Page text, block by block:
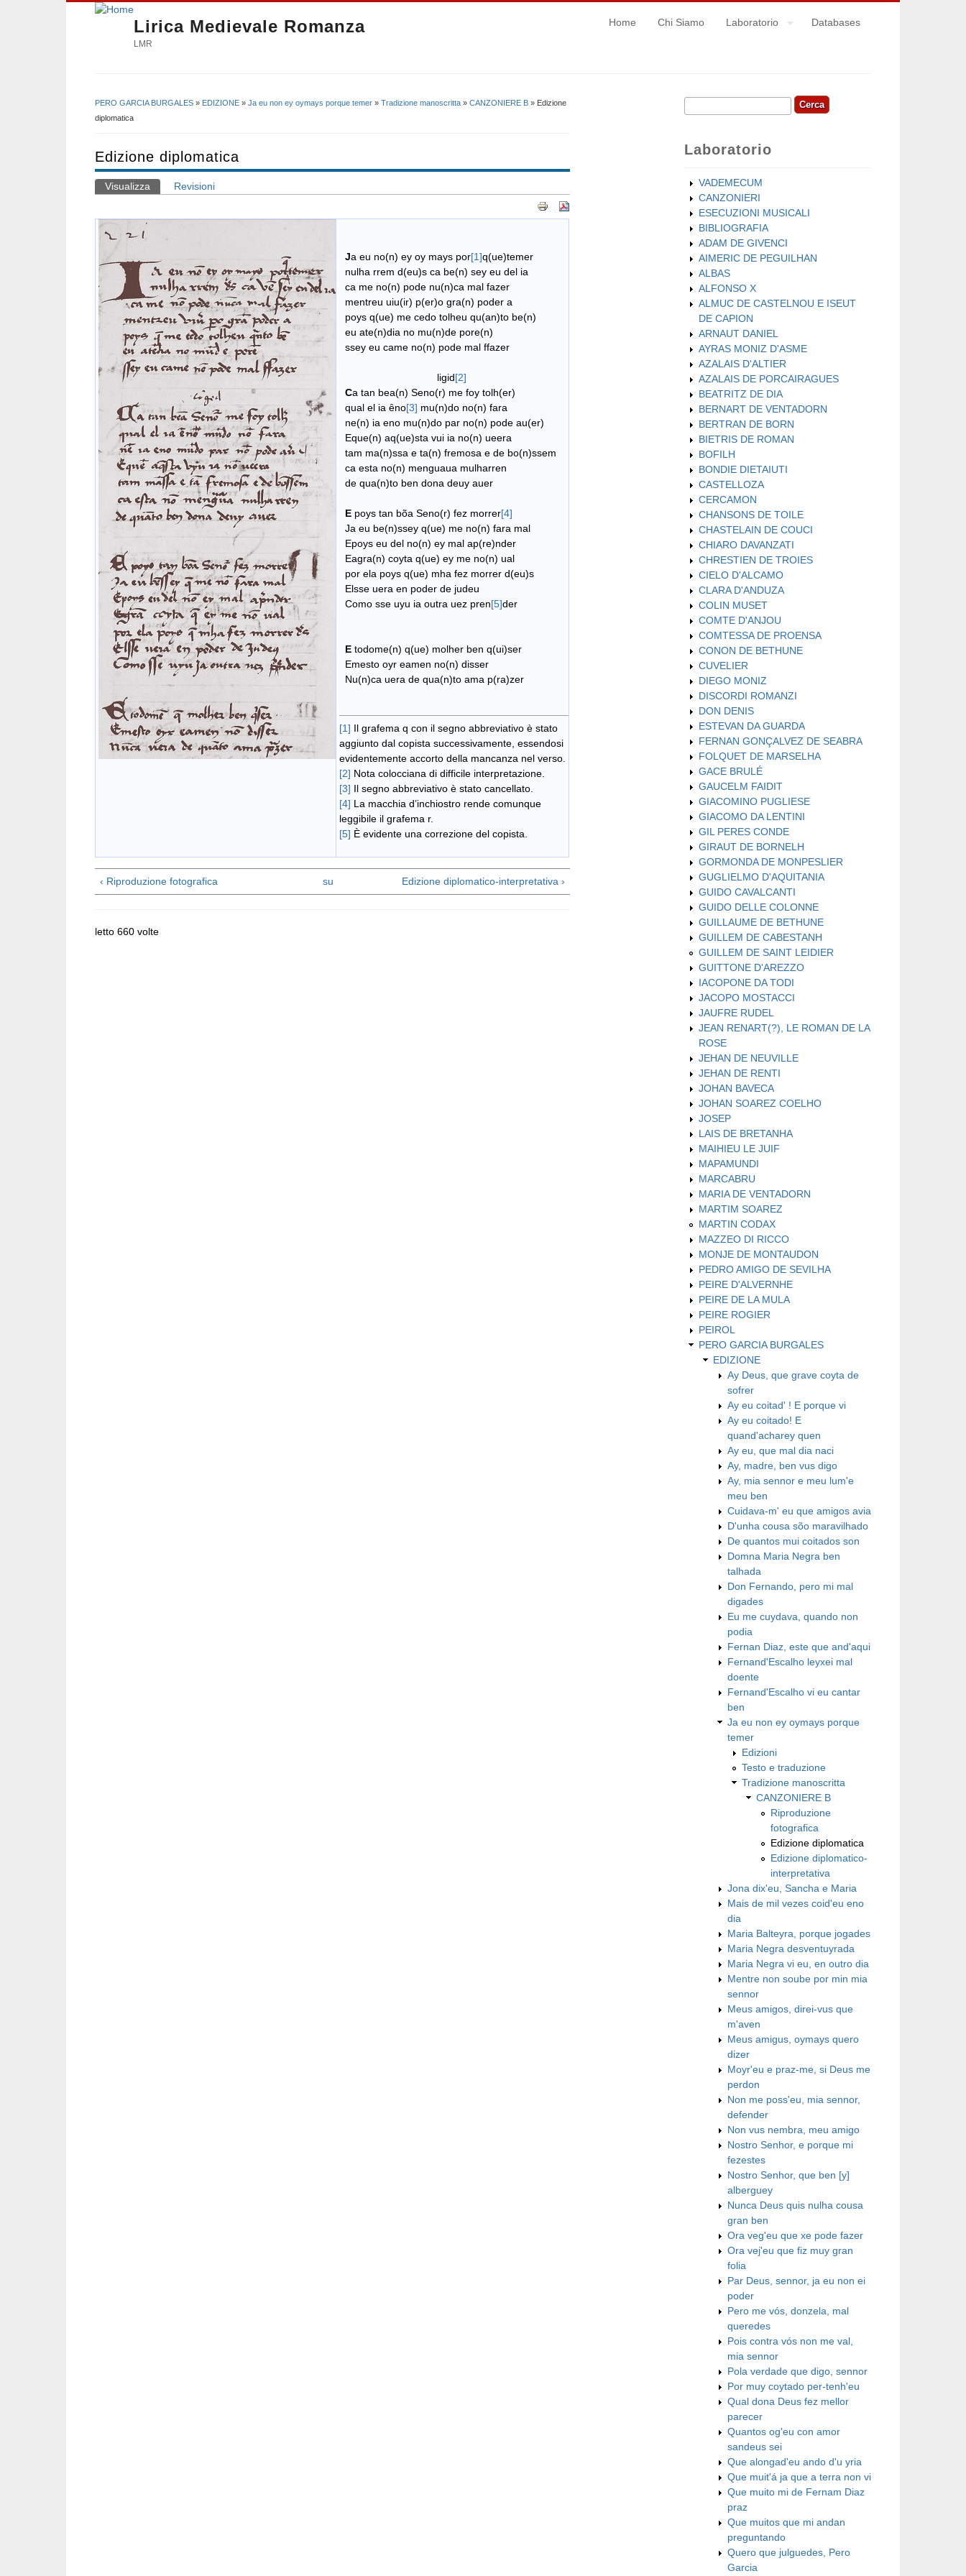
Lirica Medievale Romanza
LMR
Home Chi Siamo Laboratorio Databases
Tu sei qui
PERO GARCIA BURGALES » EDIZIONE » Ja eu non ey oymays porque temer » Tradizione manoscritta » CANZONIERE B » Edizione
diplomatica
Edizione diplomatica
Schede primarie
Visualizza (scheda attiva)
Revisioni
Ja eu no(n) ey oy mays por[1]q(ue)temer
nulha rrem d(eu)s ca be(n) sey eu del ia
ca me no(n) pode nu(n)ca mal fazer
mentreu uiu(ir) p(er)o gra(n) poder a
poys q(ue) me cedo tolheu qu(an)to be(n)
eu ate(n)dia no mu(n)de pore(n)
ssey eu came no(n) pode mal ffazer
ligid[2]
Ca tan bea(n) Seno(r) me foy tolh(er)
qual el ia ȇno[3] mu(n)do no(n) fara
ne(n) ia eno mu(n)do par no(n) pode au(er)
Eque(n) aq(ue)sta vui ia no(n) ueera
tam ma(n)ssa e ta(n) fremosa e de bo(n)ssem
ca esta no(n) menguaua mulharren
de qua(n)to ben dona deuy auer
E poys tan bõa Seno(r) fez morrer[4]
Ja eu be(n)ssey q(ue) me no(n) fara mal
Epoys eu del no(n) ey mal ap(re)nder
Eagra(n) coyta q(ue) ey me no(n) ual
por ela poys q(ue) mha fez morrer d(eu)s
Elsse uera en poder de judeu
Como sse uyu ia outra uez pren[5]der
E todome(n) q(ue) molher ben q(ui)ser
Emesto oyr eamen no(n) disser
Nu(n)ca uera de qua(n)to ama p(ra)zer
[1] Il grafema q con il segno abbreviativo è stato
aggiunto dal copista successivamente, essendosi
evidentemente accorto della mancanza nel verso.
[2] Nota colocciana di difficile interpretazione.
[3] Il segno abbreviativo è stato cancellato.
[4] La macchia d’inchiostro rende comunque
leggibile il grafema r.
[5] È evidente una correzione del copista.
‹ Riproduzione fotografica su Edizione diplomatico-interpretativa ›
letto 660 volte
Form di ricerca
Cerca
Laboratorio
VADEMECUM
CANZONIERI
ESECUZIONI MUSICALI
BIBLIOGRAFIA
ADAM DE GIVENCI
AIMERIC DE PEGUILHAN
ALBAS
ALFONSO X
ALMUC DE CASTELNOU E ISEUT
DE CAPION
ARNAUT DANIEL
AYRAS MONIZ D'ASME
AZALAIS D'ALTIER
AZALAIS DE PORCAIRAGUES
BEATRITZ DE DIA
BERNART DE VENTADORN
BERTRAN DE BORN
BIETRIS DE ROMAN
BOFILH
BONDIE DIETAIUTI
CASTELLOZA
CERCAMON
CHANSONS DE TOILE
CHASTELAIN DE COUCI
CHIARO DAVANZATI
CHRESTIEN DE TROIES
CIELO D'ALCAMO
CLARA D'ANDUZA
COLIN MUSET
COMTE D'ANJOU
COMTESSA DE PROENSA
CONON DE BETHUNE
CUVELIER
DIEGO MONIZ
DISCORDI ROMANZI
DON DENIS
ESTEVAN DA GUARDA
FERNAN GONÇALVEZ DE SEABRA
FOLQUET DE MARSELHA
GACE BRULÉ
GAUCELM FAIDIT
GIACOMINO PUGLIESE
GIACOMO DA LENTINI
GIL PERES CONDE
GIRAUT DE BORNELH
GORMONDA DE MONPESLIER
GUGLIELMO D'AQUITANIA
GUIDO CAVALCANTI
GUIDO DELLE COLONNE
GUILLAUME DE BETHUNE
GUILLEM DE CABESTANH
GUILLEM DE SAINT LEIDIER
GUITTONE D'AREZZO
IACOPONE DA TODI
JACOPO MOSTACCI
JAUFRE RUDEL
JEAN RENART(?), LE ROMAN DE LA
ROSE
JEHAN DE NEUVILLE
JEHAN DE RENTI
JOHAN BAVECA
JOHAN SOAREZ COELHO
JOSEP
LAIS DE BRETANHA
MAIHIEU LE JUIF
MAPAMUNDI
MARCABRU
MARIA DE VENTADORN
MARTIM SOAREZ
MARTIN CODAX
MAZZEO DI RICCO
MONJE DE MONTAUDON
PEDRO AMIGO DE SEVILHA
PEIRE D'ALVERNHE
PEIRE DE LA MULA
PEIRE ROGIER
PEIROL
PERO GARCIA BURGALES
EDIZIONE
Ay Deus, que grave coyta de
sofrer
Ay eu coitad' ! E porque vi
Ay eu coitado! E
quand'acharey quen
Ay eu, que mal dia naci
Ay, madre, ben vus digo
Ay, mia sennor e meu lum'e
meu ben
Cuidava-m' eu que amigos avia
D'unha cousa sõo maravilhado
De quantos mui coitados son
Domna Maria Negra ben
talhada
Don Fernando, pero mi mal
digades
Eu me cuydava, quando non
podia
Fernan Diaz, este que and'aqui
Fernand'Escalho leyxei mal
doente
Fernand'Escalho vi eu cantar
ben
Ja eu non ey oymays porque
temer
Edizioni
Testo e traduzione
Tradizione manoscritta
CANZONIERE B
Riproduzione
fotografica
Edizione diplomatica
Edizione diplomatico-
interpretativa
Jona dix'eu, Sancha e Maria
Mais de mil vezes coid'eu eno
dia
Maria Balteyra, porque jogades
Maria Negra desventuyrada
Maria Negra vi eu, en outro dia
Mentre non soube por min mia
sennor
Meus amigos, direi-vus que
m'aven
Meus amigus, oymays quero
dizer
Moyr'eu e praz-me, si Deus me
perdon
Non me poss'eu, mia sennor,
defender
Non vus nembra, meu amigo
Nostro Senhor, e porque mi
fezestes
Nostro Senhor, que ben [y]
alberguey
Nunca Deus quis nulha cousa
gran ben
Ora veg'eu que xe pode fazer
Ora vej'eu que fiz muy gran
folia
Par Deus, sennor, ja eu non ei
poder
Pero me vós, donzela, mal
queredes
Pois contra vós non me val,
mia sennor
Pola verdade que digo, sennor
Por muy coytado per-tenh'eu
Qual dona Deus fez mellor
parecer
Quantos og'eu con amor
sandeus sei
Que alongad'eu ando d'u yria
Que muit'á ja que a terra non vi
Que muito mi de Fernam Diaz
praz
Que muitos que mi andan
preguntando
Quero que julguedes, Pero
Garcia